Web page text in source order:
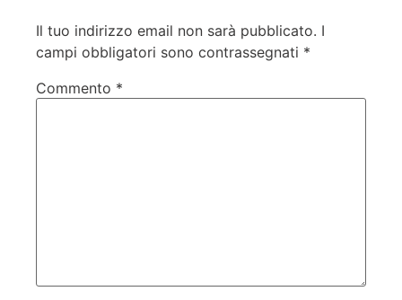
Il tuo indirizzo email non sarà pubblicato. I
campi obbligatori sono contrassegnati *
Commento *